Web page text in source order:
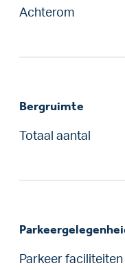
Achterom
Bergruimte
Totaal aantal
Parkeer faciliteiten